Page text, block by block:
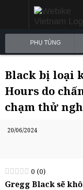
PHỤ TÙNG
Black bị loại
Hours do
chạm thử
20/06/2024
0 (0)
Gregg Black sẽ